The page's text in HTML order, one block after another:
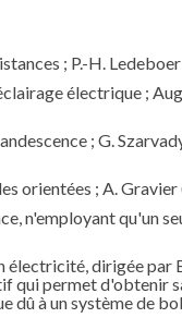
; P.-H. Ledeboer
électrique ;
; G.
orientées ; A. Gravier
n'employant qu'un
électricité, dirigée par
qui permet d'obtenir
dû à un système de